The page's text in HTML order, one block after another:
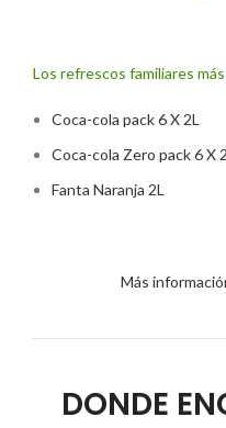
Los refrescos familiares
Coca-cola pack 6 X 2L
Coca-cola Zero pack 6 X
Fanta Naranja 2L
Más
DONDE